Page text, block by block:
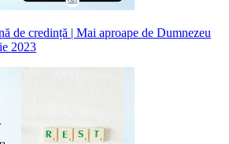
de credință | Mai aproape de Dumnezeu
2023